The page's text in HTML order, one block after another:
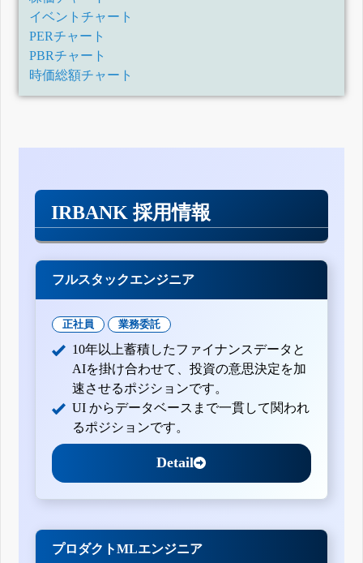
イベントチャート
PERチャート
PBRチャート
時価総額チャート
IRBANK 採用情報
フルスタックエンジニア
正社員 業務委託
10年以上蓄積したファイナンスデータと
AIを掛け合わせて、投資の意思決定を加
速させるポジションです。
UI からデータベースまで一貫して関われ
るポジションです。
Detail
プロダクトMLエンジニア